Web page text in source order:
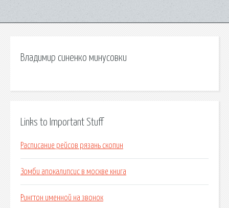
Владимир синенко минусовки
Links to Important Stuff
Расписание рейсов рязань скопин
Зомби апокалипсис в москве книга
Рингтон именной на звонок